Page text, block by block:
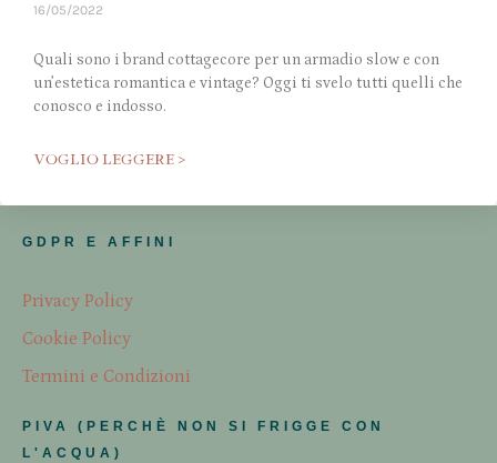
16/05/2022
Quali sono i brand cottagecore per un armadio slow e con
un’estetica romantica e vintage? Oggi ti svelo tutti quelli che
conosco e indosso.
VOGLIO LEGGERE >
GDPR E AFFINI
Privacy Policy
Cookie Policy
Termini e Condizioni
PIVA (PERCHÈ NON SI FRIGGE CON
L'ACQUA)